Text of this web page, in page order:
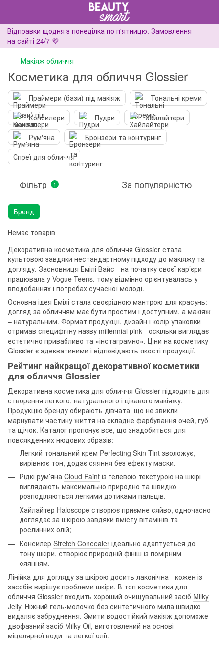
Відправки щодня з понеділка по п'ятницю. Замовлення
на сайті 24/7 💜
Макіяж обличчя
Косметика для обличчя Glossier
Праймери (бази) під макіяж
Тональні креми
Консилери
Пудри
Хайлайтери
Рум'яна
Бронзери та контуринг
Спреї для обличчя
Фільтр 1 За популярністю
Бренд
Немає товарів
Декоративна косметика для обличчя Glossier стала
культовою завдяки нестандартному підходу до макіяжу та
догляду. Засновниця Емілі Вайс - на початку своєї кар’єри
працювала у Vogue Teens, тому відмінно орієнтувалась у
вподобаннях і потребах сучасної молоді.
Основна ідея Емілі стала своєрідною мантрою для красунь:
догляд за обличчям має бути простим і доступним, а макіяж
– натуральним. Формат продукції, дизайн і колір упаковки
отримав специфічну назву millennial pink - оскільки виглядає
естетично привабливо та «інстаграмно». Ціни на косметику
Glossier є адекватиними і відповідають якості продукції.
Рейтинг найкращої декоративної косметики
для обличчя Glossier
Декоративна косметика для обличчя Glossier підходить для
створення легкого, натурального і цікавого макіяжу.
Продукцію бренду обирають дівчата, що не звикли
марнувати частину життя на складне фарбування очей, губ
та щічок. Каталог пропонує все, що знадобиться для
повсякденних нюдових образів:
Легкий тональний крем Perfecting Skin Tint зволожує,
вирівнює тон, додає сяяння без ефекту маски.
Рідкі рум’яна Cloud Paint із гелевою текстурою на шкірі
виглядають максимально природно та швидко
розподіляються легкими дотиками пальців.
Хайлайтер Haloscope створює приємне сяйво, одночасно
доглядає за шкірою завдяки вмісту вітамінів та
рослинних олій;
Консилер Stretch Conсealer ідеально адаптується до
тону шкіри, створює природній фініш із помірним
сяянням.
Лінійка для догляду за шкірою досить лаконічна - кожен із
засобів вирішує проблеми шкіри. В топ косметики для
обличчя Glossier входить хороший очищувальний засіб Milky
Jelly. Ніжний гель-молочко без синтетичного мила швидко
видаляє забруднення. Змити водостійкий макіяж допоможе
двофазний засіб Milky Oil, виготовлений на основі
міцелярної води та легкої олії.